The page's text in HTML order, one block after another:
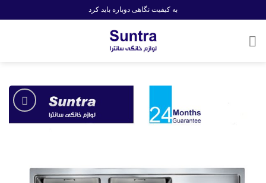
to
content
به کیفیت نگاهی دوباره باید کرد
افزودن